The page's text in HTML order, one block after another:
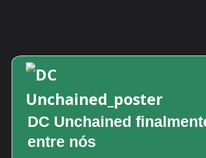
DC Unchained
entre nós